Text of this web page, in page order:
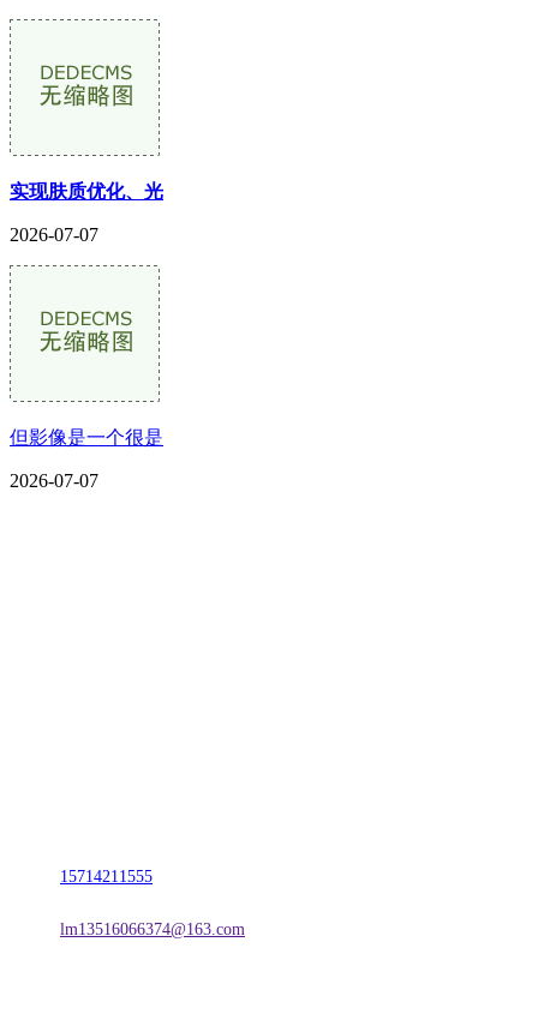
实现肤质优化、光
2026-07-07
但影像是一个很是
2026-07-07
15714211555
lm13516066374@163.com